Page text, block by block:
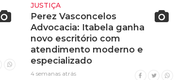
JUSTIÇA
Perez Vasconcelos
Advocacia: Itabela ganha
novo escritório com
atendimento moderno e
especializado
4 semanas atrás